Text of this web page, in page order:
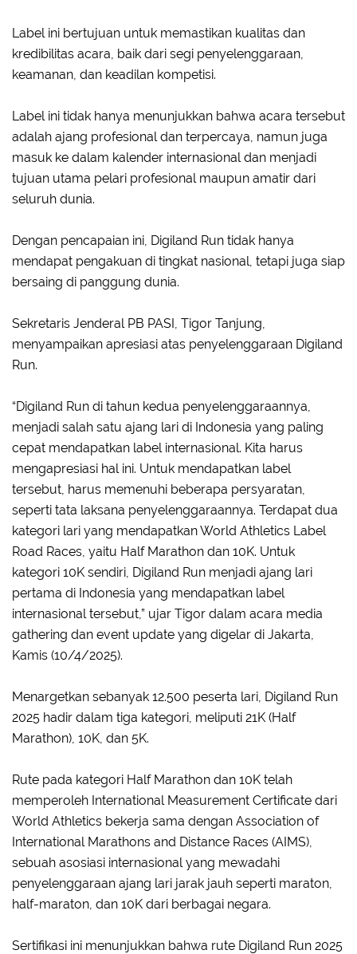
Label ini bertujuan untuk memastikan kualitas dan
kredibilitas acara, baik dari segi penyelenggaraan,
keamanan, dan keadilan kompetisi.
Label ini tidak hanya menunjukkan bahwa acara tersebut
adalah ajang profesional dan terpercaya, namun juga
masuk ke dalam kalender internasional dan menjadi
tujuan utama pelari profesional maupun amatir dari
seluruh dunia.
Dengan pencapaian ini, Digiland Run tidak hanya
mendapat pengakuan di tingkat nasional, tetapi juga siap
bersaing di panggung dunia.
Sekretaris Jenderal PB PASI, Tigor Tanjung,
menyampaikan apresiasi atas penyelenggaraan Digiland
Run.
“Digiland Run di tahun kedua penyelenggaraannya,
menjadi salah satu ajang lari di Indonesia yang paling
cepat mendapatkan label internasional. Kita harus
mengapresiasi hal ini. Untuk mendapatkan label
tersebut, harus memenuhi beberapa persyaratan,
seperti tata laksana penyelenggaraannya. Terdapat dua
kategori lari yang mendapatkan World Athletics Label
Road Races, yaitu Half Marathon dan 10K. Untuk
kategori 10K sendiri, Digiland Run menjadi ajang lari
pertama di Indonesia yang mendapatkan label
internasional tersebut,” ujar Tigor dalam acara media
gathering dan event update yang digelar di Jakarta,
Kamis (10/4/2025).
Menargetkan sebanyak 12.500 peserta lari, Digiland Run
2025 hadir dalam tiga kategori, meliputi 21K (Half
Marathon), 10K, dan 5K.
Rute pada kategori Half Marathon dan 10K telah
memperoleh International Measurement Certificate dari
World Athletics bekerja sama dengan Association of
International Marathons and Distance Races (AIMS),
sebuah asosiasi internasional yang mewadahi
penyelenggaraan ajang lari jarak jauh seperti maraton,
half-maraton, dan 10K dari berbagai negara.
Sertifikasi ini menunjukkan bahwa rute Digiland Run 2025